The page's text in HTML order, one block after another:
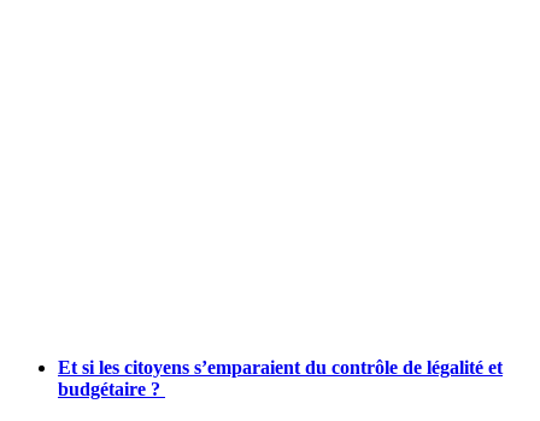
Et si les citoyens s’emparaient du contrôle de légalité et
budgétaire ?